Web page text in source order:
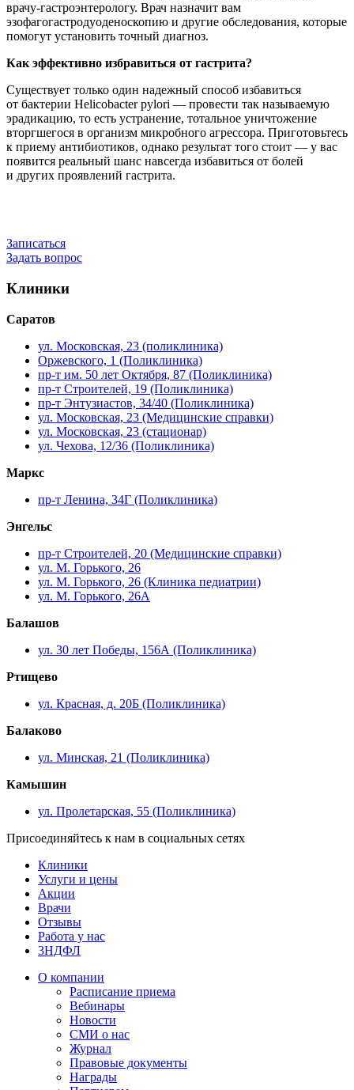
врачу-гастроэнтерологу. Врач назначит вам
эзофагогастродуоденоскопию и другие обследования, которые
помогут установить точный диагноз.
Как эффективно избравиться от гастрита?
Существует только один надежный способ избавиться
от бактерии Helicobacter pylori — провести так называемую
эрадикацию, то есть устранение, тотальное уничтожение
вторгшегося в организм микробного агрессора. Приготовьтесь
к приему антибиотиков, однако результат того стоит — у вас
появится реальный шанс навсегда избавиться от болей
и других проявлений гастрита.
Записаться
Задать вопрос
Клиники
Саратов
ул. Московская, 23 (поликлиника)
Оржевского, 1 (Поликлиника)
пр-т им. 50 лет Октября, 87 (Поликлиника)
пр-т Строителей, 19 (Поликлиника)
пр-т Энтузиастов, 34/40 (Поликлиника)
ул. Московская, 23 (Медицинские справки)
ул. Московская, 23 (стационар)
ул. Чехова, 12/36 (Поликлиника)
Маркс
пр-т Ленина, 34Г (Поликлиника)
Энгельс
пр-т Строителей, 20 (Медицинские справки)
ул. М. Горького, 26
ул. М. Горького, 26 (Клиника педиатрии)
ул. М. Горького, 26А
Балашов
ул. 30 лет Победы, 156А (Поликлиника)
Ртищево
ул. Красная, д. 20Б (Поликлиника)
Балаково
ул. Минская, 21 (Поликлиника)
Камышин
ул. Пролетарская, 55 (Поликлиника)
Присоединяйтесь к нам в социальных сетях
Клиники
Услуги и цены
Акции
Врачи
Отзывы
Работа у нас
3НДФЛ
О компании
Расписание приема
Вебинары
Новости
СМИ о нас
Журнал
Правовые документы
Награды